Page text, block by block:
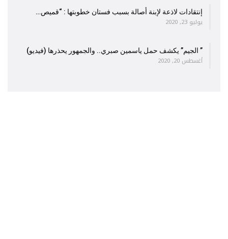
إنتقادات لاذعة لإبنة أصالة بسبب فستان خطوبتها : “قميص…
يوليو 23, 2020
” الجيم” يكشف حمل ياسمين صبري.. والجمهور يحذرها (فيديو)
أغسطس 20, 2020